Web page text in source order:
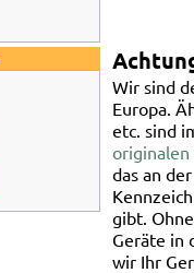
Wir sind
Europa.
etc. sind
originalen
das an
gibt.
Geräte in
wir Ihr